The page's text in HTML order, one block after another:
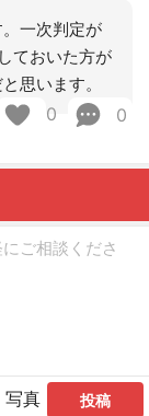
一次判定が
ておいた方が
思います。
0 0
写真 投稿